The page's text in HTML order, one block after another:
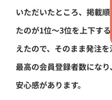
いただいたところ、掲載順
たのが1位〜3位を上下す
えたので、そのまま発注
最高の会員登録者数になり
安心感があります。